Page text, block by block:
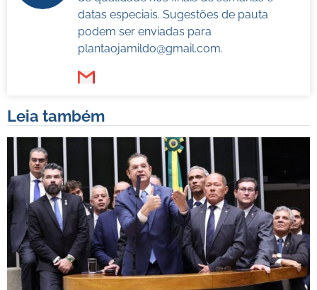
datas especiais. Sugestões de pauta
podem ser enviadas para
plantaojamildo@gmail.com.
Leia também